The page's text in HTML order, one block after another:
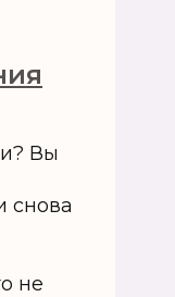
Вы
снова
не